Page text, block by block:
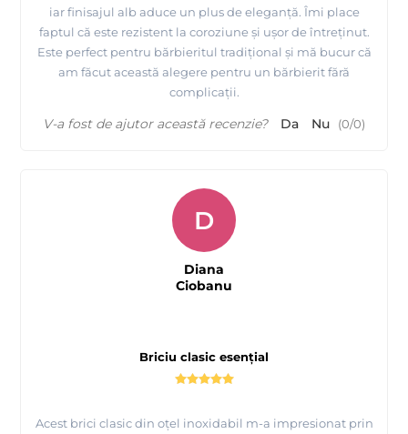
iar finisajul alb aduce un plus de eleganță. Îmi place
faptul că este rezistent la coroziune și ușor de întreținut.
Este perfect pentru bărbieritul tradițional și mă bucur că
am făcut această alegere pentru un bărbierit fără
complicații.
V-a fost de ajutor această recenzie? Da Nu (0/0)
Briciu clasic esențial
Acest brici clasic din oțel inoxidabil m-a impresionat prin
D
Diana
Ciobanu